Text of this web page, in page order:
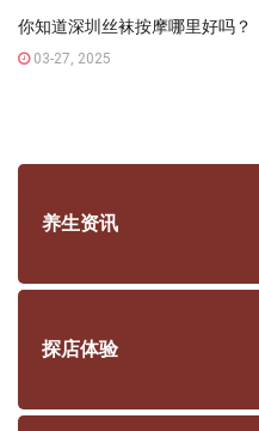
你知道深圳丝袜按摩哪里好吗？
03-27, 2025
养生资讯
探店体验